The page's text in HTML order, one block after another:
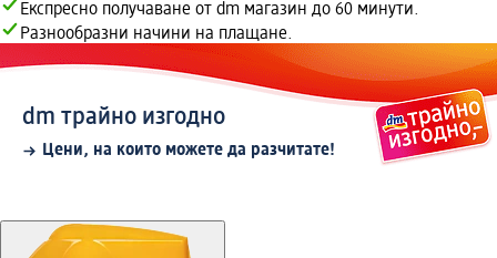
Експресно получаване от dm магазин до 60 минути.
Разнообразни начини на плащане.
dm трайно изгодно
Цени, на които можете да разчитате!